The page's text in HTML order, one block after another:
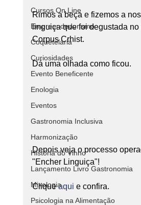
Cursos On Line
Empreendedorismo
Coquetelaria
Curiosidades
Evento Beneficente
Enologia
Eventos
Gastronomia Inclusiva
Harmonização
História do Vinho
Lançamento Livro Gastronomia
Mixologia
Psicologia na Alimentação
Rimos a beça e fizemos a
linguiça que foi degustada no
Corpus Crhist.
Dá uma olhada como ficou.
Depois veja o processo
"Encher Linguiça"!
Clique aqui e confira.